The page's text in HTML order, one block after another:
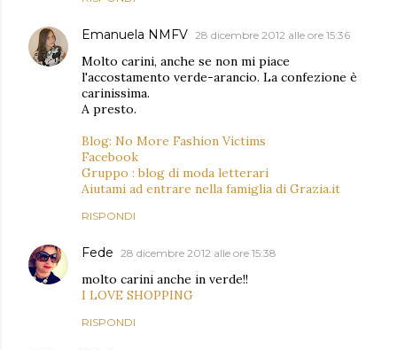
Emanuela NMFV 28 dicembre 2012 alle ore 15:36
Molto carini, anche se non mi piace
l'accostamento verde-arancio. La confezione è
carinissima.
A presto.
Blog: No More Fashion Victims
Facebook
Gruppo : blog di moda letterari
Aiutami ad entrare nella famiglia di Grazia.it
RISPONDI
Fede 28 dicembre 2012 alle ore 15:38
molto carini anche in verde!!
I LOVE SHOPPING
RISPONDI